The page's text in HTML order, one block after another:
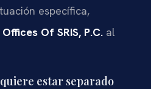
específica,
Of SRIS, P.C. al
estar separado